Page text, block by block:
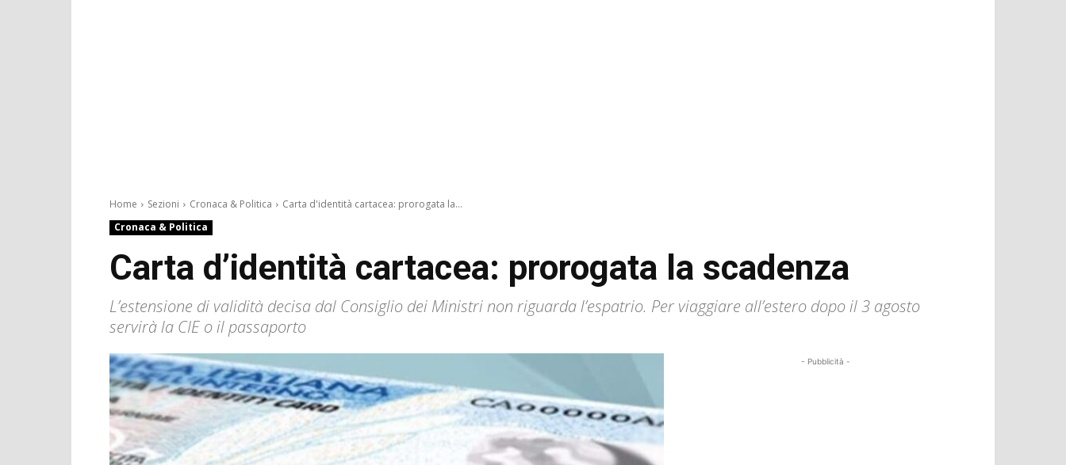
Home Sezioni Cronaca & Politica
Carta d'identità cartacea: prorogata la...
Cronaca & Politica
Carta d’identità cartacea: prorogata la scadenza
L’estensione di validità decisa dal Consiglio dei Ministri non riguarda l’espatrio. Per viaggiare all’estero dopo il 3 agosto
servirà la CIE o il passaporto
- Pubblicità -